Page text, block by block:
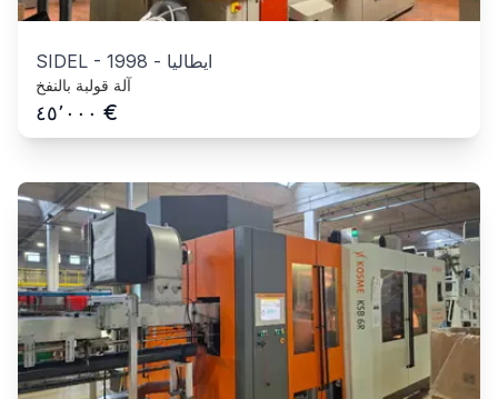
SIDEL - 1998 - ايطاليا
آلة قولبة بالنفخ
٤٥٬٠٠٠ €